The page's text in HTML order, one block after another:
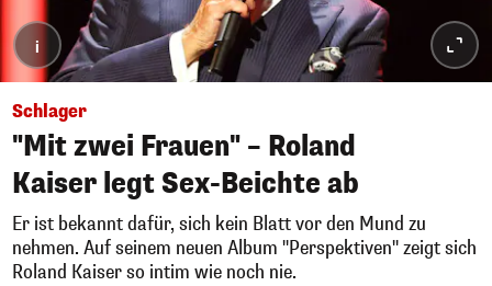
i
Schlager
"Mit zwei Frauen" – Roland
Kaiser legt Sex-Beichte ab
Er ist bekannt dafür, sich kein Blatt vor den Mund zu
nehmen. Auf seinem neuen Album "Perspektiven" zeigt sich
Roland Kaiser so intim wie noch nie.